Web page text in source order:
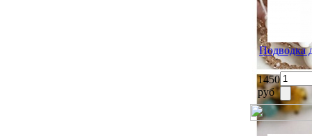
Подводка
1450
руб